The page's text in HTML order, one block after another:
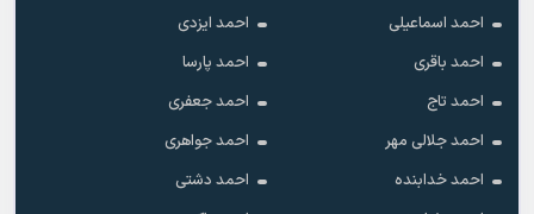
احمد اسماعیلی
احمد ایزدی
احمد باقری
احمد پارسا
احمد تاج
احمد جعفری
احمد جلالی مهر
احمد جواهری
احمد خدابنده
احمد دشتی